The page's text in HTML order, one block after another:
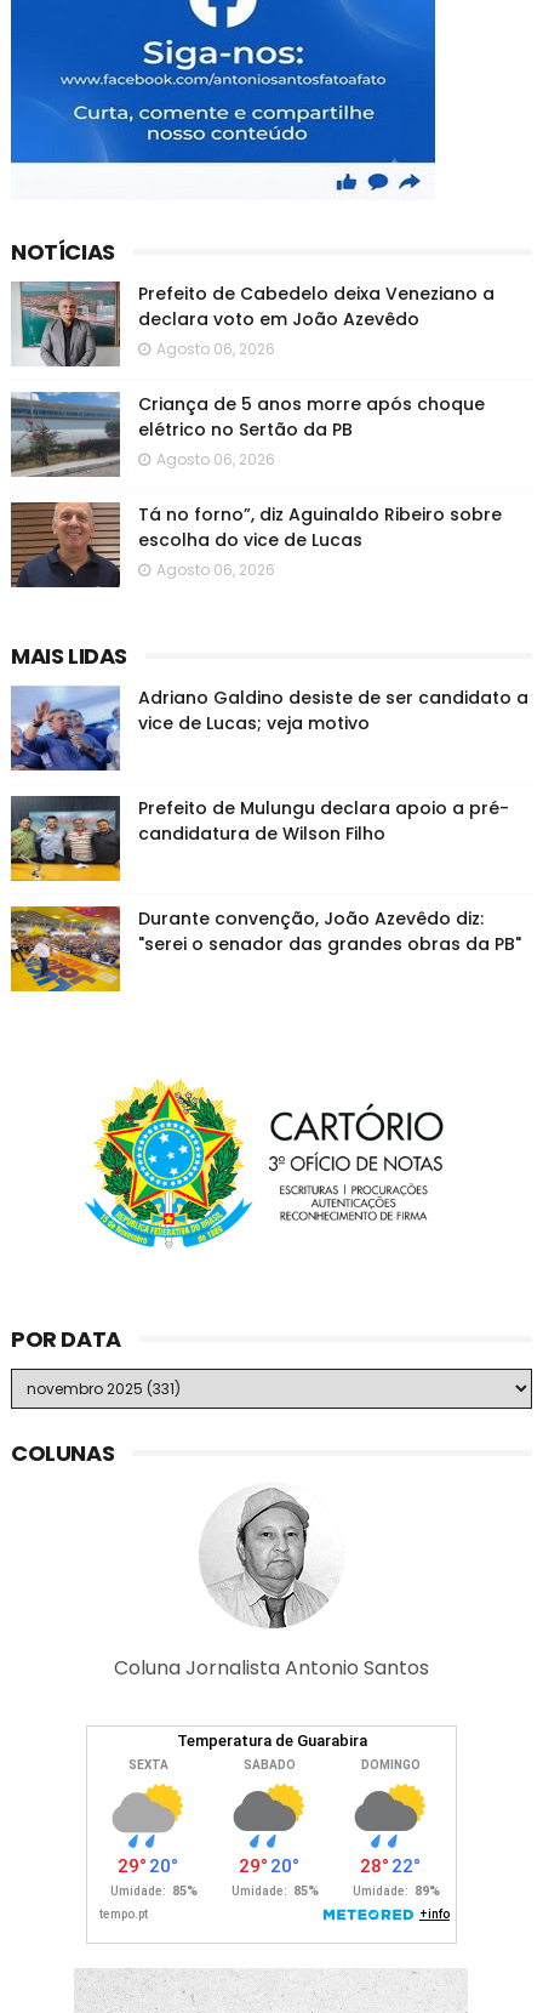
NOTÍCIAS
Prefeito de Cabedelo deixa Veneziano a
declara voto em João Azevêdo
Agosto 06, 2026
Criança de 5 anos morre após choque
elétrico no Sertão da PB
Agosto 06, 2026
Tá no forno”, diz Aguinaldo Ribeiro sobre
escolha do vice de Lucas
Agosto 06, 2026
MAIS LIDAS
Adriano Galdino desiste de ser candidato a
vice de Lucas; veja motivo
Prefeito de Mulungu declara apoio a pré-
candidatura de Wilson Filho
Durante convenção, João Azevêdo diz:
"serei o senador das grandes obras da PB"
POR DATA
COLUNAS
Coluna Jornalista Antonio Santos